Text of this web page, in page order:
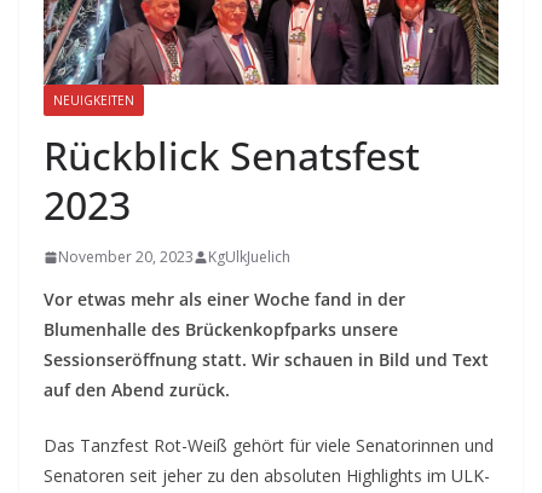
NEUIGKEITEN
Rückblick Senatsfest
2023
November 20, 2023 KgUlkJuelich
Vor etwas mehr als einer Woche fand in der
Blumenhalle des Brückenkopfparks unsere
Sessionseröffnung statt. Wir schauen in Bild und Text
auf den Abend zurück.
Das Tanzfest Rot-Weiß gehört für viele Senatorinnen und
Senatoren seit jeher zu den absoluten Highlights im ULK-